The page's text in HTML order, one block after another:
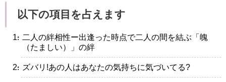
以下の項目を占えます
・二人の絆相性ー出逢った時点で二人の間を結ぶ「魄
（たましい）」の絆
・ズバリ!あの人はあなたの気持ちに気づいてる?